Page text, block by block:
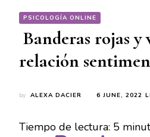
PSICOLOGÍA ONLINE
Banderas rojas y
relación
by ALEXA DACIER 6 JUNE, 2022
Tiempo de lectura: 5